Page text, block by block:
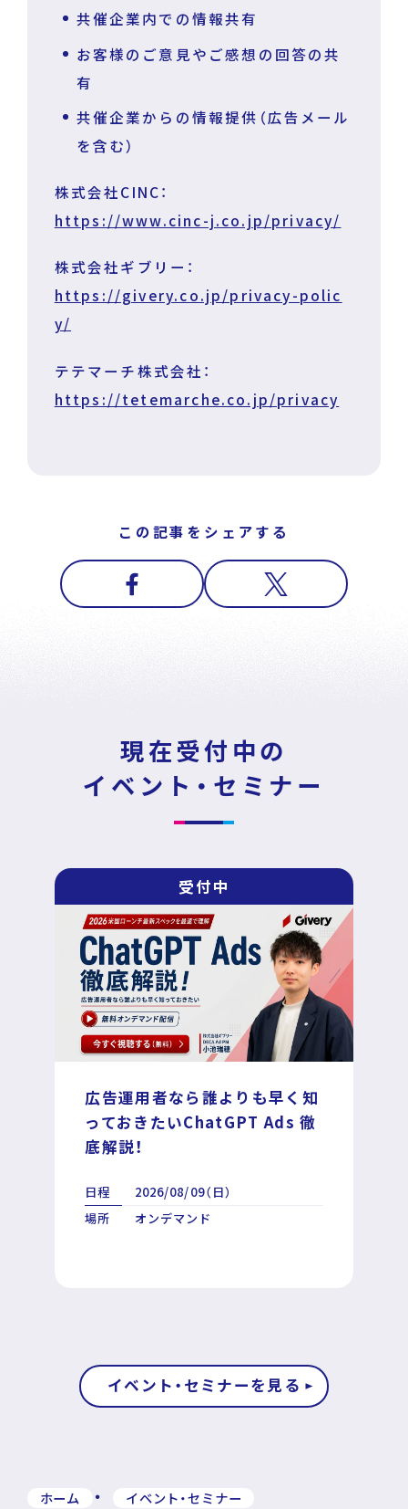
共催企業内での情報共有
お客様のご意見やご感想の回答の共
有
共催企業からの情報提供（広告メール
を含む）
株式会社CINC：
https://www.cinc-j.co.jp/privacy/
株式会社ギブリー：
https://givery.co.jp/privacy-polic
y/
テテマーチ株式会社：
https://tetemarche.co.jp/privacy
この記事をシェアする
現在受付中の
イベント・セミナー
受付中
広告運用者なら誰よりも早く知
っておきたいChatGPT Ads 徹
底解説！
日程
2026/08/09（日）
場所
オンデマンド
イベント・セミナーを見る
ホーム
イベント・セミナー